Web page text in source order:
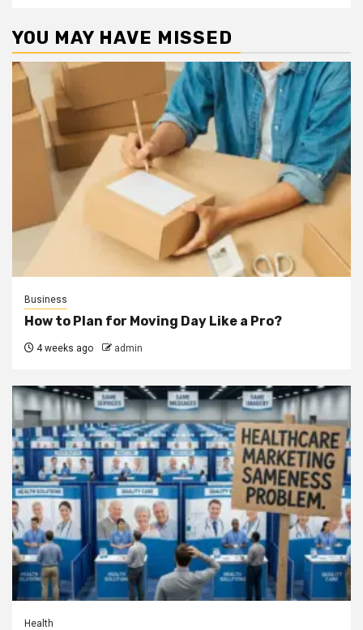
YOU MAY HAVE MISSED
Business
How to Plan for Moving Day Like a Pro?
4 weeks ago admin
Health